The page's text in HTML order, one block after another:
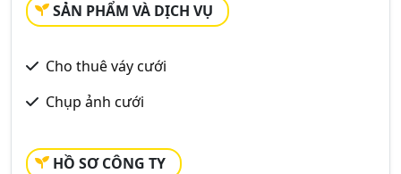
SẢN PHẨM VÀ DỊCH VỤ
Cho thuê váy cưới
Chụp ảnh cưới
HỒ SƠ CÔNG TY